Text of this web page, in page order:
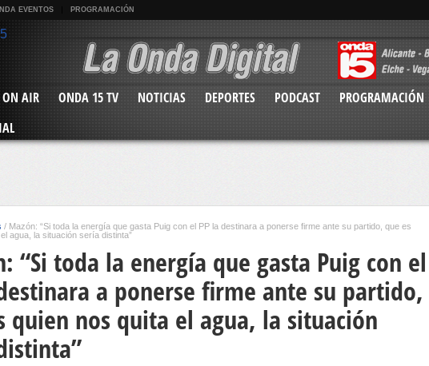
EVENTOS PROGRAMACIÓN
ON AIR ONDA 15 TV NOTICIAS DEPORTES PODCAST PROGRAMACIÓN
/ Mazón: “Si toda la energía que gasta Puig con el PP la destinara a ponerse firme ante su partido, que es
agua, la situación sería distinta”
“Si toda la energía que gasta Puig con el
a ponerse firme ante su partido,
quien nos quita el agua, la situación